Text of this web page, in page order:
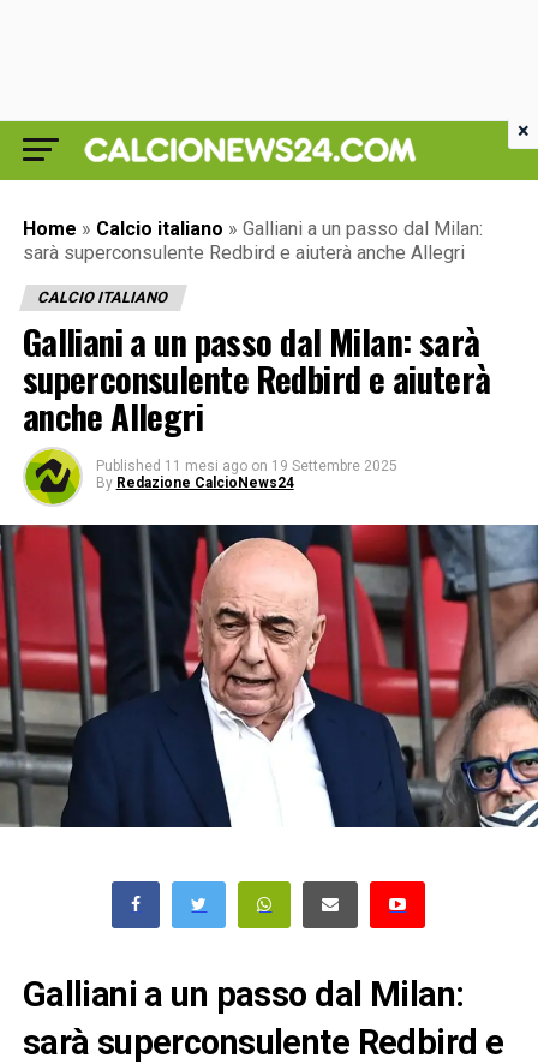
Home » Calcio italiano » Galliani a un passo dal Milan:
sarà superconsulente Redbird e aiuterà anche Allegri
CALCIO ITALIANO
Galliani a un passo dal Milan: sarà
superconsulente Redbird e aiuterà
anche Allegri
Published 11 mesi ago on 19 Settembre 2025
By Redazione CalcioNews24
Galliani a un passo dal Milan:
sarà superconsulente Redbird e
×